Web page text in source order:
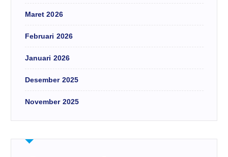
Maret 2026
Februari 2026
Januari 2026
Desember 2025
November 2025